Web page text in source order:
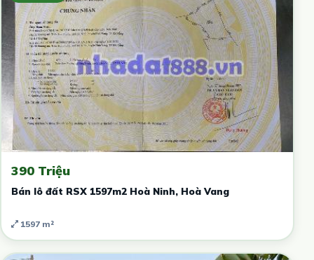
390 Triệu
Bán lô đất RSX 1597m2 Hoà Ninh, Hoà Vang
1597 m²